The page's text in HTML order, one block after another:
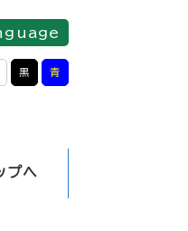
黒 青
プへ